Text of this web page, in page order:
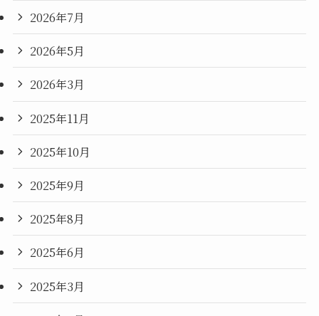
2026年7月
2026年5月
2026年3月
2025年11月
2025年10月
2025年9月
2025年8月
2025年6月
2025年3月